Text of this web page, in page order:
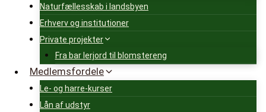
Naturfællesskab i landsbyen
Erhverv og institutioner
Private projekter
Fra bar lerjord til blomstereng
Medlemsfordele
Le- og harre-kurser
Lån af udstyr